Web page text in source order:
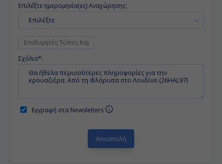
Επιλέξτε ημερομηνία(ες) Αναχώρησης:
Επιλέξτε
Σχόλια*:
Εγγραφή στα Newsletters